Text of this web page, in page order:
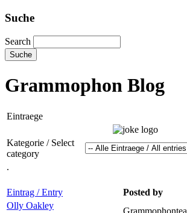
Suche
Search
Grammophon Blog
Eintraege
Kategorie / Select
category
.
Eintrag / Entry Posted by
Olly Oakley